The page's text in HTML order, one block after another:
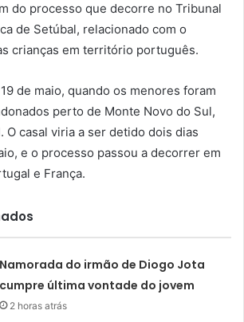
do processo que decorre no Tribunal
de Setúbal, relacionado com o
crianças em território português.
de maio, quando os menores foram
perto de Monte Novo do Sul,
O casal viria a ser detido dois dias
e o processo passou a decorrer em
e França.
Namorada do irmão de Diogo Jota
cumpre última vontade do jovem
2 horas atrás